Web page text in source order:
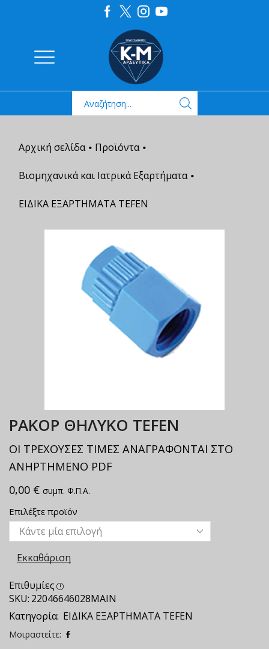
Αρχική σελίδα • Προϊόντα •
Βιομηχανικά και Ιατρικά Εξαρτήματα •
ΕΙΔΙΚΑ ΕΞΑΡΤΗΜΑΤΑ TEFEN
ΡΑΚΟΡ ΘΗΛΥΚΟ TEFEN
ΟΙ ΤΡΕΧΟΥΣΕΣ ΤΙΜΕΣ ΑΝΑΓΡΑΦΟΝΤΑΙ ΣΤΟ
ΑΝΗΡΤΗΜΕΝΟ PDF
0,00 € συμπ. Φ.Π.Α.
Επιλέξτε προϊόν
Εκκαθάριση
Επιθυμίες
SKU: 22046646028MAIN
Κατηγορία: ΕΙΔΙΚΑ ΕΞΑΡΤΗΜΑΤΑ TEFEN
Μοιραστείτε: